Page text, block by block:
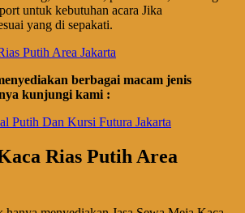
untuk kebutuhan acara Jika
yang di sepakati.
berbagai macam jenis
kunjungi kami :
Putih Dan Kursi Futura Jakarta
Rias Putih Area